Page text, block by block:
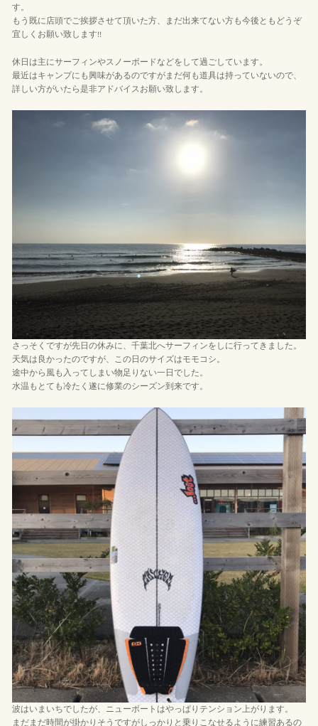
す。
もう既に店頭でご挨拶させて頂いた方、まだ出来てない方も今後ともどうぞ
宜しくお願い致します!!
休日は主にサーフィンやスノーボードなどをして過ごしています。
最近はキャンプにも興味があるのですがまだ何も道具は持っていないので、
詳しい方がいたら是非アドバイスお願い致します。
さっそくですが先日の休みに、千葉北へサーフィンをしに行ってきました。
天気は良かったのですが、この日のサイズはモモコシ。
途中から風も入ってしまい物足りない一日でした。
水温もとても冷たく遂に修業のシーズン到来です。
波はいまいちでしたが、ニューボートはやっぱりテンション上がります。
まだまだ時間が掛かりそうですがしっかりと乗りこなせるように練習あるの